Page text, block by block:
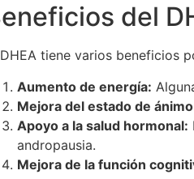
del
tiene varios beneficios
Aumento de energía:
Mejora del estado de
Apoyo a la salud hormonal:
andropausia.
Mejora de la función